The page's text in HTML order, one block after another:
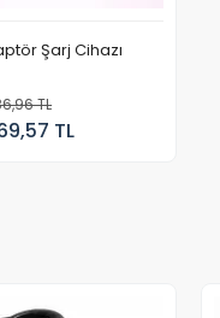
Şarj Cihazı
TL
TL